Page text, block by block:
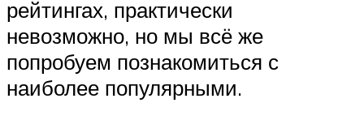
рейтингах, практически
невозможно, но мы всё же
попробуем познакомиться с
наиболее популярными.